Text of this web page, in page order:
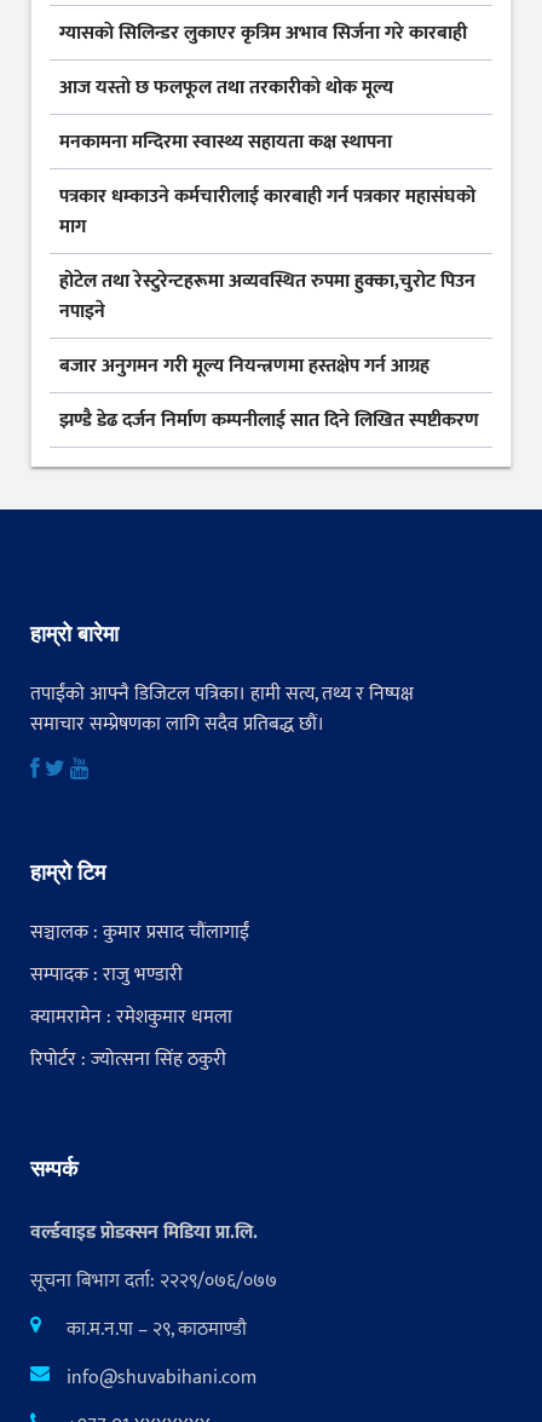
ग्यासकाे सिलिन्डर लुकाएर कृत्रिम अभाव सिर्जना गरे कारबाही
आज यस्ताे छ फलफूल तथा तरकारीकाे थोक मूल्य
मनकामना मन्दिरमा स्वास्थ्य सहायता कक्ष स्थापना
पत्रकार धम्काउने कर्मचारीलाई कारबाही गर्न पत्रकार महासंघको
माग
होटेल तथा रेस्टुरेन्टहरूमा अव्यवस्थित रुपमा हुक्का,चुरोट पिउन
नपाइने
बजार अनुगमन गरी मूल्य नियन्त्रणमा हस्तक्षेप गर्न आग्रह
झण्डै डेढ दर्जन निर्माण कम्पनीलाई सात दिने लिखित स्पष्टीकरण
हाम्रो बारेमा
तपाईंको आफ्नै डिजिटल पत्रिका। हामी सत्य, तथ्य र निष्पक्ष
समाचार सम्प्रेषणका लागि सदैव प्रतिबद्ध छौं।
हाम्रो टिम
सञ्चालक : कुमार प्रसाद चौंलागाईं
सम्पादक : राजु भण्डारी
क्यामरामेन : रमेशकुमार धमला
रिपोर्टर : ज्योत्सना सिंह ठकुरी
सम्पर्क
वर्ल्डवाइड प्रोडक्सन मिडिया प्रा.लि.
सूचना बिभाग दर्ता: २२२९/०७६/०७७
का.म.न.पा – २९, काठमाण्डौ
info@shuvabihani.com